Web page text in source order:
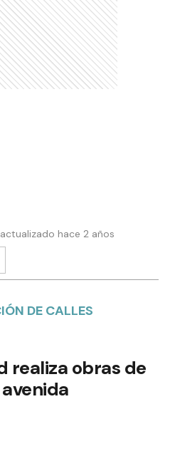
hace 2 años
DE CALLES
realiza obras de